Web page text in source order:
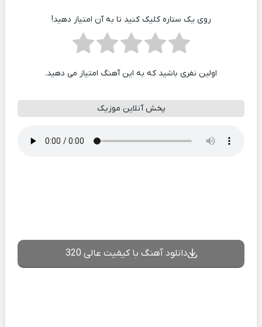
روی یک ستاره کلیک کنید تا به آن امتیاز دهید!
اولین نفری باشید که به این آهنگ امتیاز می دهید.
پخش آنلاین موزیک
دانلود آهنگ با کیفیت عالی 320